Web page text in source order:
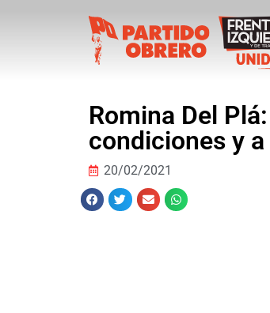
Romina Del
condiciones y
20/02/2021